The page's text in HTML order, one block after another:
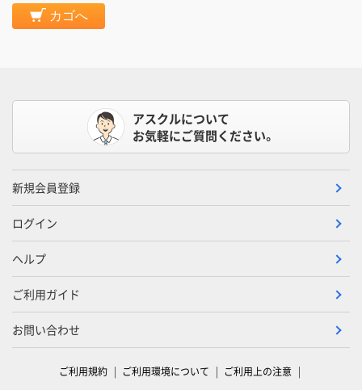
カゴへ
アスクルについて
お気軽にご質問ください。
新規会員登録
ログイン
ヘルプ
ご利用ガイド
お問い合わせ
ご利用規約 ご利用環境について
ご利用上の注意